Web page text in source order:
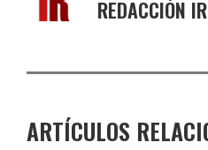
REDACCIÓN IR
ARTÍCULOS